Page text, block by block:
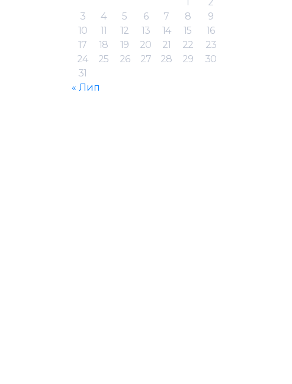
3
4 5 6 7 8
9
10
11 12 13 14 15
16
17
18 19 20 21 22
23
24
25 26 27 28 29
30
31
« Лип